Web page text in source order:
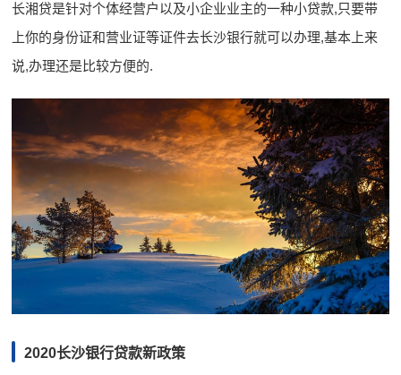
长湘贷是针对个体经营户以及小企业业主的一种小贷款,只要带
上你的身份证和营业证等证件去长沙银行就可以办理,基本上来
说,办理还是比较方便的.
2020长沙银行贷款新政策